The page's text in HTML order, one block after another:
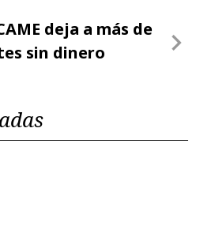
deja a más de
sin dinero